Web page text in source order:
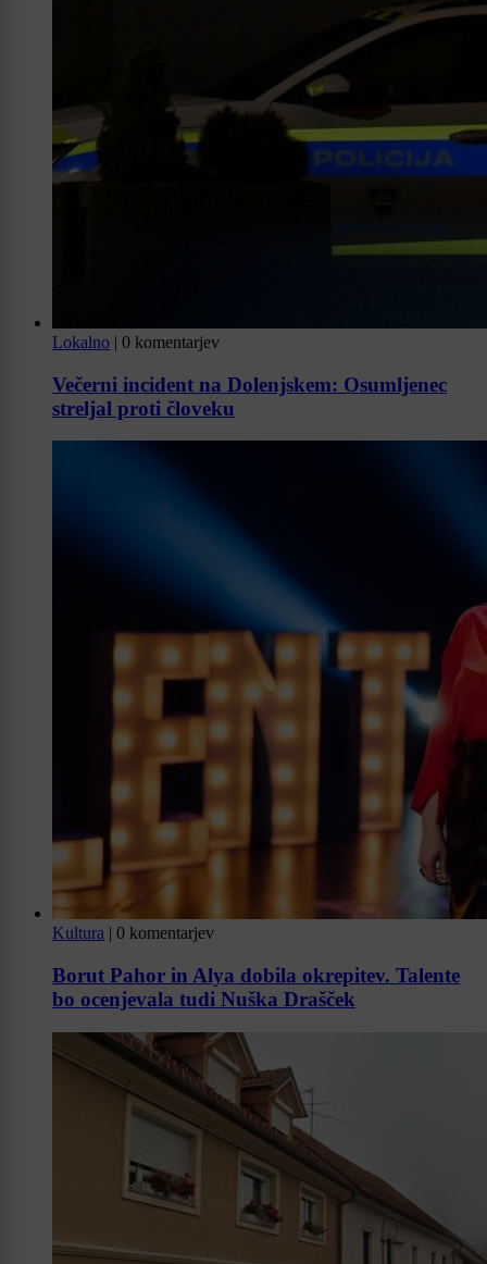
Lokalno | 0 komentarjev
Večerni incident na Dolenjskem: Osumljenec
streljal proti človeku
Kultura | 0 komentarjev
Borut Pahor in Alya dobila okrepitev. Talente
bo ocenjevala tudi Nuška Drašček